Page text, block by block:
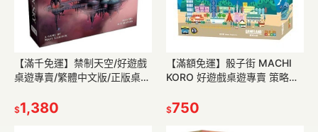
【滿千免運】禁制天空/好遊戲
桌遊專賣/繁體中文版/正版桌
智/合作
$1,380
【滿額免運】骰子街 MACHI
KORO 好遊戲桌遊專賣 策略遊
貨/正版桌遊 附教學
$750